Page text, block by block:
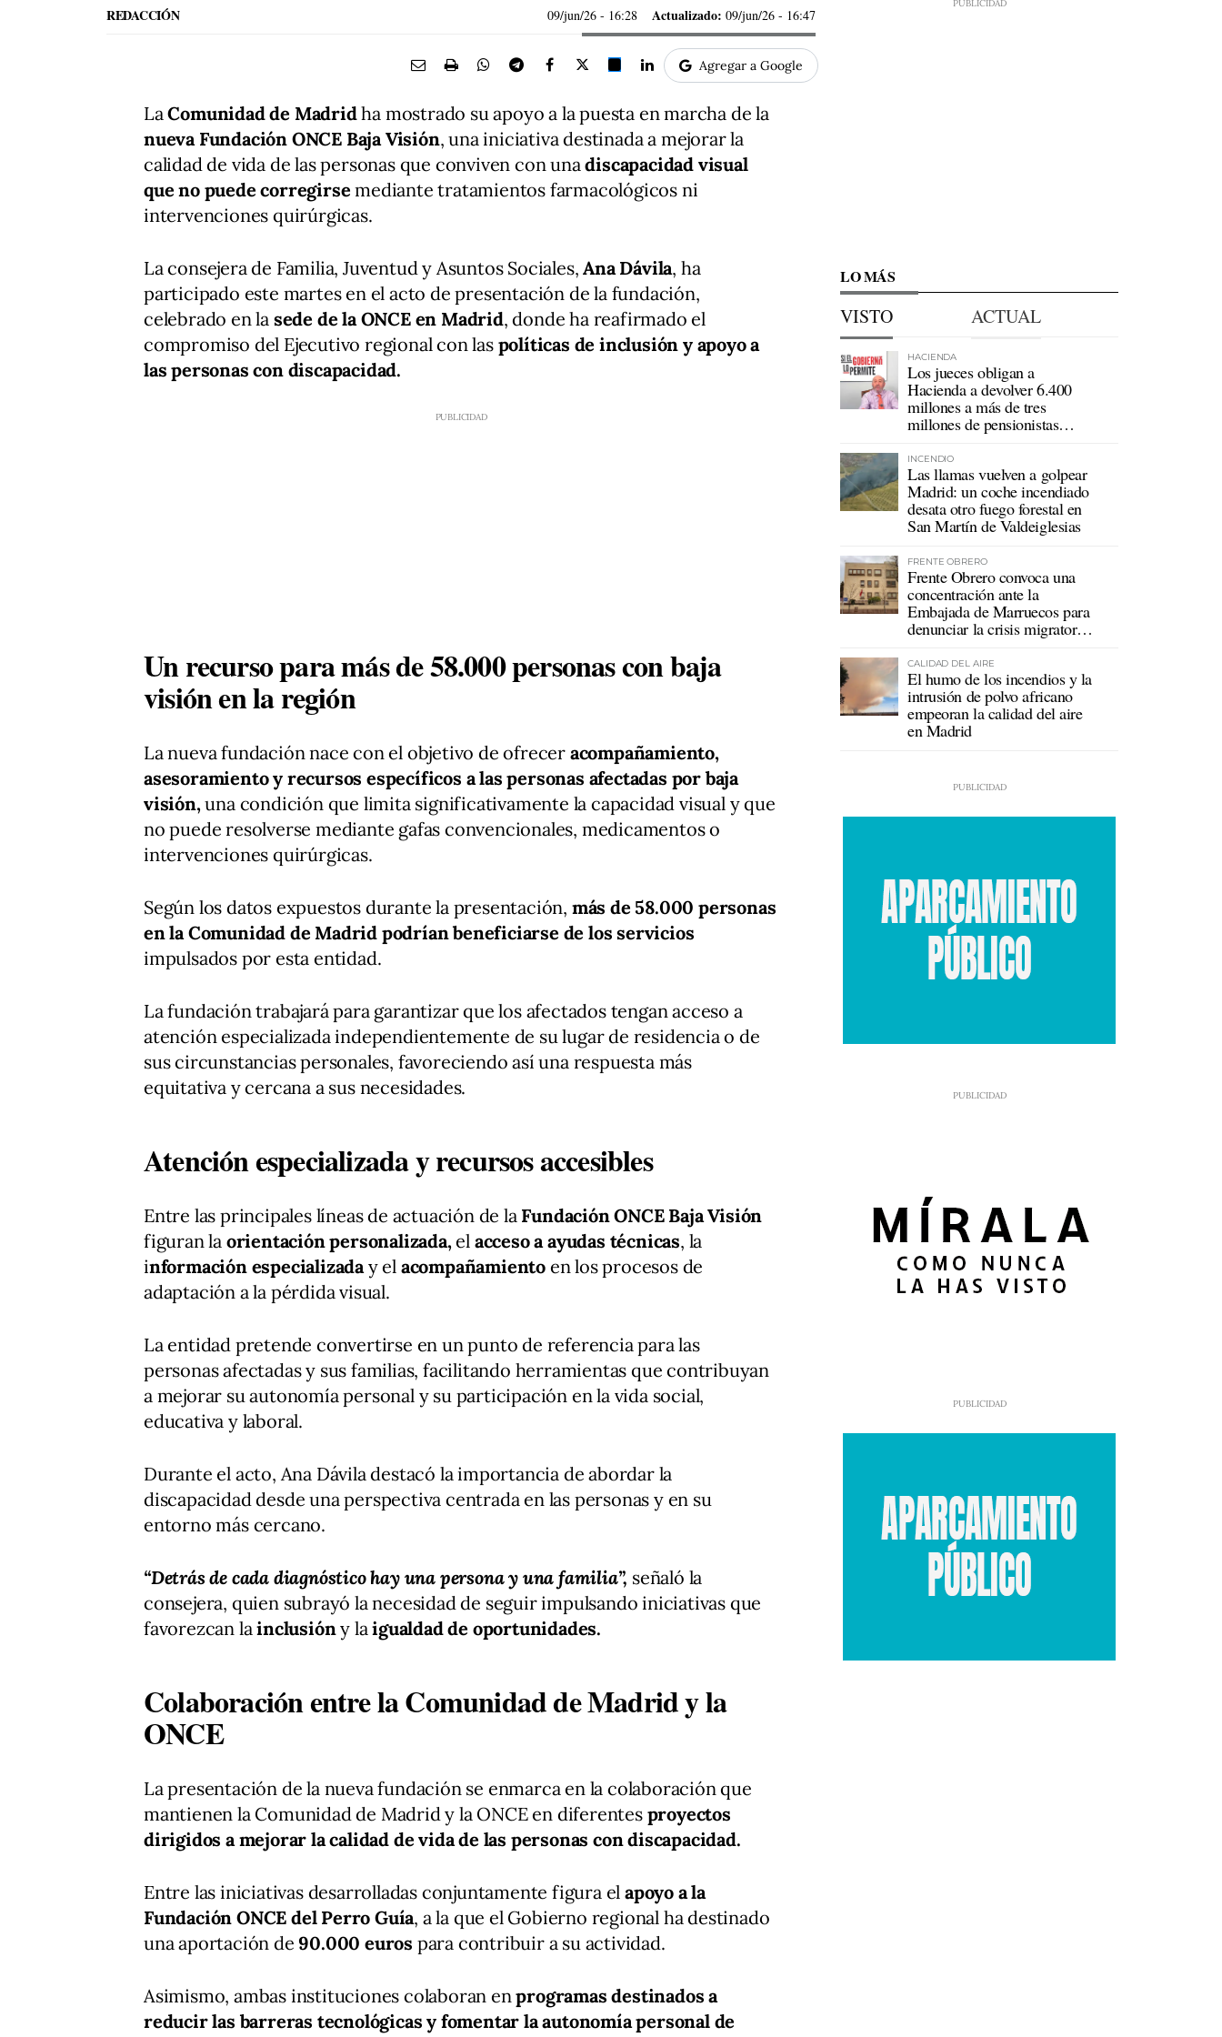
REDACCIÓN 09/jun/26 - 16:28 Actualizado: 09/jun/26 - 16:47
Agregar a Google
La Comunidad de Madridha mostrado su apoyo a la puesta en marcha de la
nueva Fundación ONCE Baja Visión, una iniciativa destinada a mejorar la
calidad de vida de las personas que conviven con unadiscapacidad visual
que no puede corregirse mediante tratamientos farmacológicos ni
intervenciones quirúrgicas.
La consejera de Familia, Juventud y Asuntos Sociales,Ana Dávila, ha
participado este martes en el acto de presentación de la fundación,
celebrado en la sede de la ONCE en Madrid, donde ha reafirmado el
compromiso del Ejecutivo regional con las políticas de inclusión y apoyo a
las personas con discapacidad.
Un recurso para más de 58.000 personas con baja
visión en la región
La nueva fundación nace con el objetivo de ofrecer acompañamiento,
asesoramiento y recursos específicos a las personas afectadas por baja
visión, una condición que limita significativamente la capacidad visual y que
no puede resolverse mediante gafas convencionales, medicamentos o
intervenciones quirúrgicas.
Según los datos expuestos durante la presentación, más de 58.000 personas
en la Comunidad de Madrid podrían beneficiarse de los servicios
impulsados por esta entidad.
La fundación trabajará para garantizar que los afectados tengan acceso a
atención especializada independientemente de su lugar de residencia o de
sus circunstancias personales, favoreciendo así una respuesta más
equitativa y cercana a sus necesidades.
Atención especializada y recursos accesibles
Entre las principales líneas de actuación de la Fundación ONCE Baja Visión
figuran la orientación personalizada, el acceso a ayudas técnicas, la
información especializada y el acompañamiento en los procesos de
adaptación a la pérdida visual.
La entidad pretende convertirse en un punto de referencia para las
personas afectadas y sus familias, facilitando herramientas que contribuyan
a mejorar su autonomía personal y su participación en la vida social,
educativa y laboral.
Durante el acto, Ana Dávila destacó la importancia de abordar la
discapacidad desde una perspectiva centrada en las personas y en su
entorno más cercano.
“Detrás de cada diagnóstico hay una persona y una familia”, señaló la
consejera, quien subrayó la necesidad de seguir impulsando iniciativas que
favorezcan la inclusióny la igualdad de oportunidades.
Colaboración entre la Comunidad de Madrid y la
ONCE
La presentación de la nueva fundación se enmarca en la colaboración que
mantienen la Comunidad de Madrid y la ONCE en diferentes proyectos
dirigidos a mejorar la calidad de vida de las personas con discapacidad.
Entre las iniciativas desarrolladas conjuntamente figura el apoyo a la
Fundación ONCE del Perro Guía, a la que el Gobierno regional ha destinado
una aportación de90.000 euros para contribuir a su actividad.
Asimismo, ambas instituciones colaboran enprogramas destinados a
reducir las barreras tecnológicas y fomentar la autonomía personal de
LO MÁS
VISTO ACTUAL
HACIENDA
Los jueces obligan a
Hacienda a devolver 6.400
millones a más de tres
millones de pensionistas
INCENDIO
Las llamas vuelven a golpear
Madrid: un coche incendiado
desata otro fuego forestal en
San Martín de Valdeiglesias
FRENTE OBRERO
Frente Obrero convoca una
concentración ante la
Embajada de Marruecos para
denunciar la crisis migratoria
CALIDAD DEL AIRE
El humo de los incendios y la
intrusión de polvo africano
empeoran la calidad del aire
en Madrid